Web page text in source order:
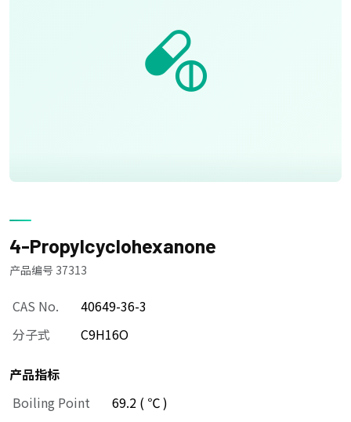
4-Propylcyclohexanone
产品编号 37313
CAS No.
40649-36-3
分子式
C9H16O
产品指标
Boiling Point 69.2 ( ℃ )